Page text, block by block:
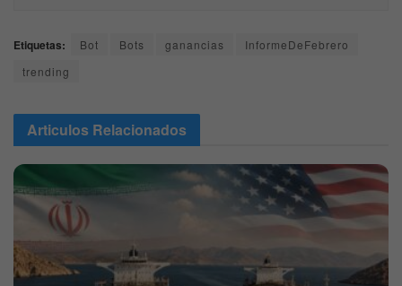
Etiquetas: Bot Bots ganancias
InformeDeFebrero
trending
Articulos Relacionados